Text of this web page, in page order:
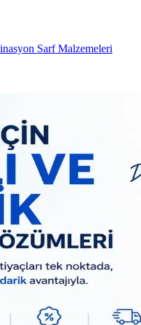
Sarf Malzemeleri